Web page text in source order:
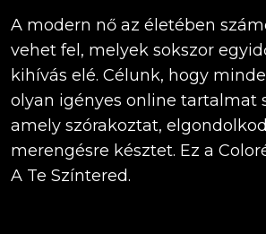
A modern nő az életében
vehet fel, melyek sokszor
kihívás elé. Célunk, hogy
olyan igényes online tartalmat
amely szórakoztat,
merengésre késztet. Ez a
A Te Színtered.